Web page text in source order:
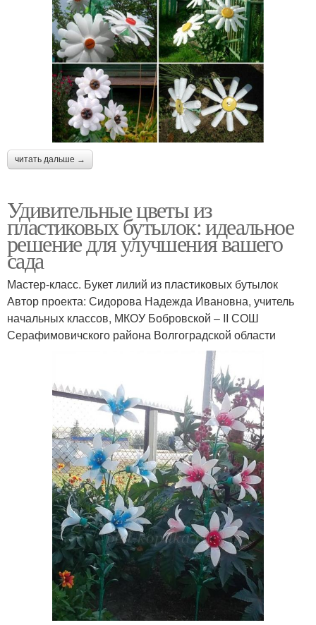
читать дальше →
Удивительные цветы из
пластиковых бутылок: идеальное
решение для улучшения вашего
сада
Мастер-класс. Букет лилий из пластиковых бутылок
Автор проекта: Сидорова Надежда Ивановна, учитель
начальных классов, МКОУ Бобровской – ΙΙ СОШ
Серафимовичского района Волгоградской области